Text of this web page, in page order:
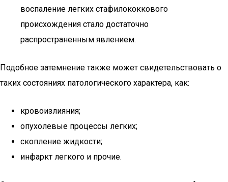
воспаление легких стафилококкового
происхождения стало достаточно
распространенным явлением.
Подобное затемнение также может свидетельствовать о
таких состояниях патологического характера, как:
кровоизлияния;
опухолевые процессы легких;
скопление жидкости;
инфаркт легкого и прочие.